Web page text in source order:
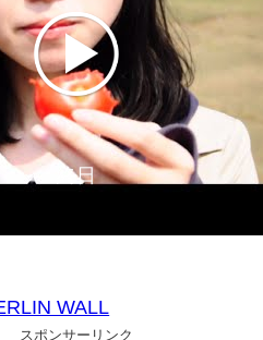
終日
WALL
スポンサーリンク